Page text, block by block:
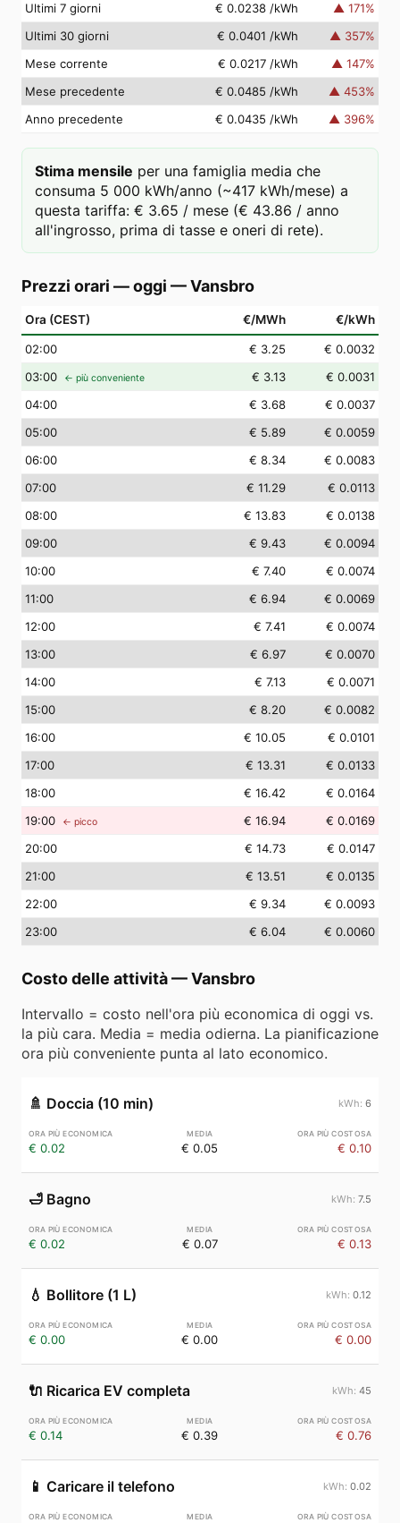
Ultimi 7 giorni
€ 0.0238 /kWh ▲ 171%
Ultimi 30 giorni
€ 0.0401 /kWh ▲ 357%
Mese corrente
€ 0.0217 /kWh ▲ 147%
Mese precedente
€ 0.0485 /kWh ▲ 453%
Anno precedente
€ 0.0435 /kWh ▲ 396%
Stima mensile per una famiglia media che
consuma 5 000 kWh/anno (~417 kWh/mese) a
questa tariffa: € 3.65 / mese (€ 43.86 / anno
all'ingrosso, prima di tasse e oneri di rete).
Prezzi orari — oggi —Vansbro
Ora (CEST) €/MWh €/kWh
02:00 € 3.25
€ 0.0032
03:00 ← più conveniente € 3.13
€ 0.0031
04:00 € 3.68
€ 0.0037
05:00 € 5.89
€ 0.0059
06:00 € 8.34
€ 0.0083
07:00 € 11.29
€ 0.0113
08:00 € 13.83
€ 0.0138
09:00 € 9.43
€ 0.0094
10:00 € 7.40
€ 0.0074
11:00 € 6.94
€ 0.0069
12:00 € 7.41
€ 0.0074
13:00 € 6.97
€ 0.0070
14:00 € 7.13
€ 0.0071
15:00 € 8.20
€ 0.0082
16:00 € 10.05
€ 0.0101
17:00 € 13.31
€ 0.0133
18:00 € 16.42
€ 0.0164
19:00 ← picco € 16.94
€ 0.0169
20:00 € 14.73
€ 0.0147
21:00 € 13.51
€ 0.0135
22:00 € 9.34
€ 0.0093
23:00 € 6.04 € 0.0060
Costo delle attività—Vansbro
Intervallo = costo nell'ora più economica di oggi vs.
la più cara. Media = media odierna. La pianificazione
ora più conveniente punta al lato economico.
🚿 Doccia (10 min) 6
€ 0.02 € 0.05 € 0.10
🛁 Bagno 7.5
€ 0.02 € 0.07 € 0.13
💧 Bollitore (1 L) 0.12
€ 0.00 € 0.00 € 0.00
🔌 Ricarica EV completa 45
€ 0.14 € 0.39 € 0.76
📱 Caricare il telefono 0.02